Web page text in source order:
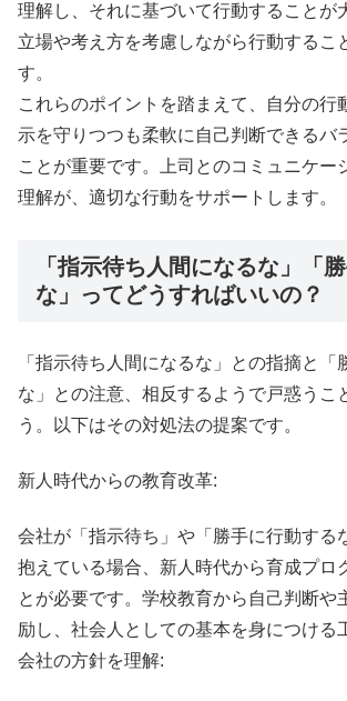
理解し、それに基づいて行動することが
立場や考え方を考慮しながら行動するこ
す。
これらのポイントを踏まえて、自分の行
示を守りつつも柔軟に自己判断できるバ
ことが重要です。上司とのコミュニケー
理解が、適切な行動をサポートします。
「指示待ち人間になるな」「
な」ってどうすればいいの？
「指示待ち人間になるな」との指摘と「
な」との注意、相反するようで戸惑うこ
う。以下はその対処法の提案です。
新人時代からの教育改革:
会社が「指示待ち」や「勝手に行動する
抱えている場合、新人時代から育成プロ
とが必要です。学校教育から自己判断や
励し、社会人としての基本を身につける
会社の方針を理解: